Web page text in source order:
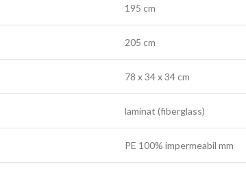
195 cm
205 cm
78 x 34 x 34 cm
laminat (fiberglass)
PE 100% impermeabil mm